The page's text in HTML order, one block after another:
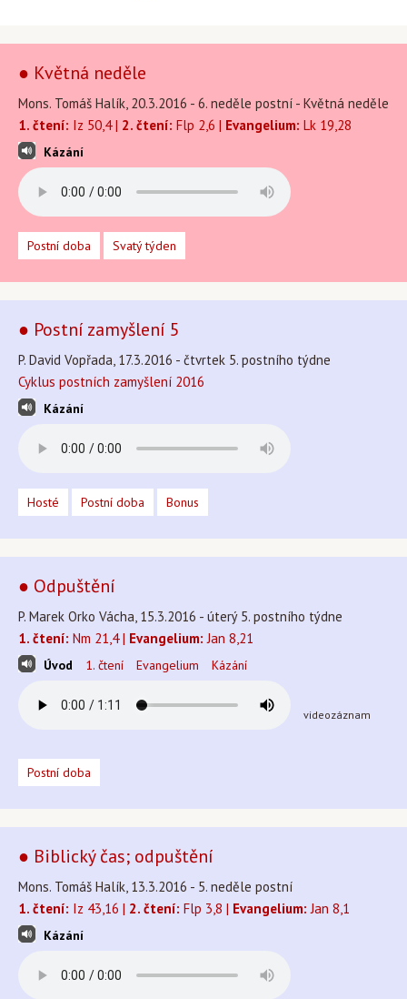
● Květná neděle
Mons. Tomáš Halík, 20.3.2016 - 6. neděle postní - Květná neděle
1. čtení: Iz 50,4 | 2. čtení: Flp 2,6 | Evangelium: Lk 19,28
Kázání
Postní doba Svatý týden
● Postní zamyšlení 5
P. David Vopřada, 17.3.2016 - čtvrtek 5. postního týdne
Cyklus postních zamyšlení 2016
Kázání
Hosté Postní doba Bonus
● Odpuštění
P. Marek Orko Vácha, 15.3.2016 - úterý 5. postního týdne
1. čtení: Nm 21,4 | Evangelium: Jan 8,21
Úvod 1. čtení Evangelium Kázání
videozáznam
Postní doba
● Biblický čas; odpuštění
Mons. Tomáš Halík, 13.3.2016 - 5. neděle postní
1. čtení: Iz 43,16 | 2. čtení: Flp 3,8 | Evangelium: Jan 8,1
Kázání